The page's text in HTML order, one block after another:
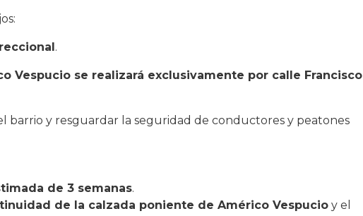
.
Vespucio se realizará exclusivamente por calle Francisco
barrio y resguardar la seguridad de conductores y peatones
de 3 semanas.
de la calzada poniente de Américo Vespucio y el